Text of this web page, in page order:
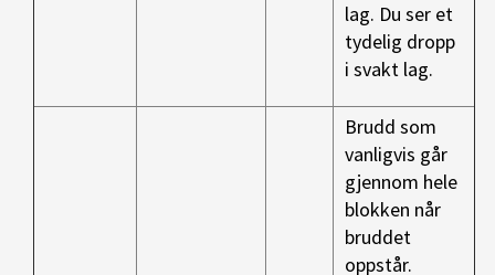
lag. Du ser et
tydelig dropp
i svakt lag.
Brudd som
vanligvis går
gjennom hele
blokken når
bruddet
oppstår.